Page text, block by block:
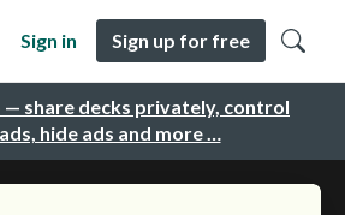
— share decks privately, control
hide ads and more …
Sign in Sign up for free